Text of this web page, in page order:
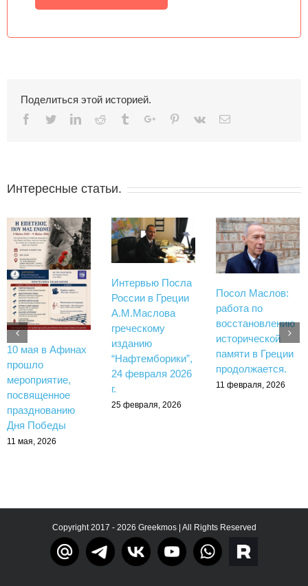
Поделиться этой историей.
Facebook
TwitterLinkedinReddit TumblrGoogle+Pinterest
Vk Email
Интересные статьи.
10 мая в Афинах
прошло
мероприятие,
посвященное
празднованию
Дня Победы
11 мая, 2026
Интервью Посла
России в Греции
А.М.Маслова
греческому
изданию
“Нафтемборики”,
24 февраля 2026
г.
25 февраля, 2026
Посол Маслов:
работа по
восстановлению
исторической
памяти в Греции
продолжается.
11 февраля, 2026
Copyright 2017 - 2026 Greekmos | All Rights Reserved
Тelegram rutube